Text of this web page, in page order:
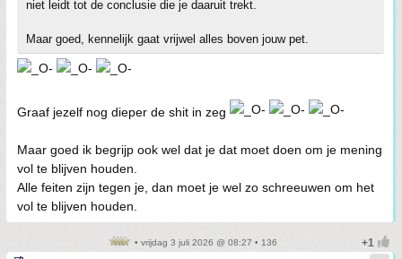
niet leidt tot de conclusie die je daaruit trekt.
Maar goed, kennelijk gaat vrijwel alles boven jouw pet.
Graaf jezelf nog dieper de shit in zeg
Maar goed ik begrijp ook wel dat je dat moet doen om je mening
vol te blijven houden.
Alle feiten zijn tegen je, dan moet je wel zo schreeuwen om het
vol te blijven houden.
• vrijdag 3 juli 2026 @ 08:27 • 136